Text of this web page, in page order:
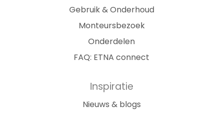
Gebruik & Onderhoud
Monteursbezoek
Onderdelen
FAQ: ETNA connect
Inspiratie
Nieuws & blogs